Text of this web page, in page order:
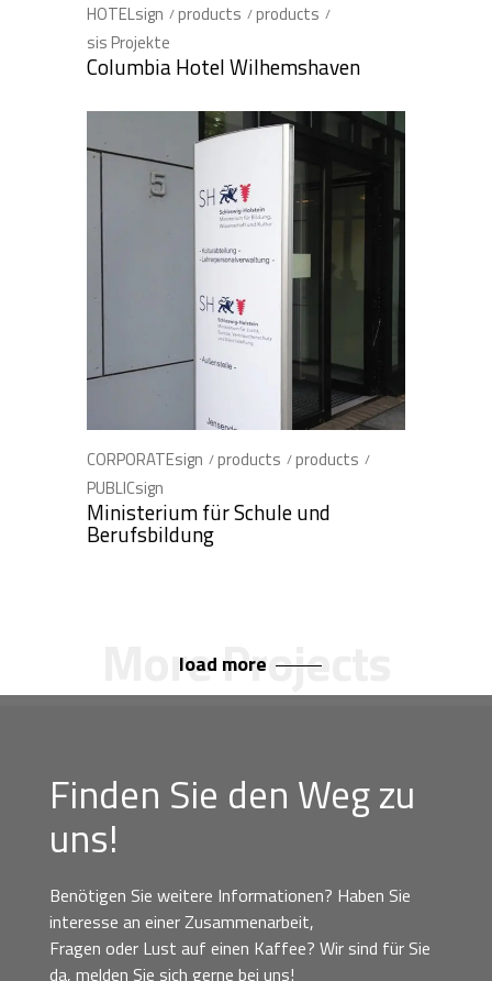
HOTELsign
products
products
sis Projekte
Columbia Hotel Wilhemshaven
CORPORATEsign products
products
PUBLICsign
Ministerium für Schule und
Berufsbildung
load more
Finden Sie den Weg zu
uns!
Benötigen Sie weitere Informationen? Haben Sie
interesse an einer Zusammenarbeit,
Fragen oder Lust auf einen Kaffee? Wir sind für Sie
da, melden Sie sich gerne bei uns!